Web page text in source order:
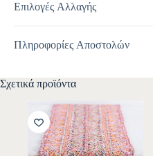
Επιλογές Αλλαγής
Πληροφορίες Αποστολών
Σχετικά προϊόντα